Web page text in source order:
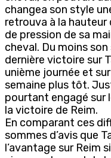
changea son style
retrouva à la hauteur
de pression de sa
cheval. Du moins
dernière victoire sur
unième journée et
semaine plus tôt.
pourtant engagé sur
la victoire de Reim.
En comparant ces
sommes d’avis que
l’avantage sur Reim